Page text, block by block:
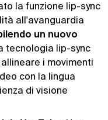
la funzione lip-sync
all'avanguardia
un nuovo
tecnologia lip-sync
i movimenti
con la lingua
di visione